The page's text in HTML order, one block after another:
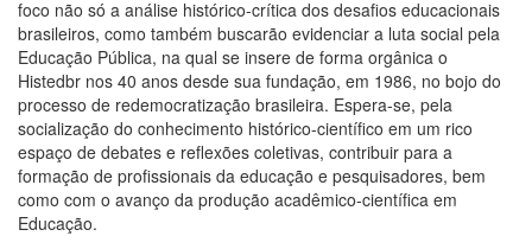
foco não só a análise histórico-crítica dos desafios educacionais
brasileiros, como também buscarão evidenciar a luta social pela
Educação Pública, na qual se insere de forma orgânica o
Histedbr nos 40 anos desde sua fundação, em 1986, no bojo do
processo de redemocratização brasileira. Espera-se, pela
socialização do conhecimento histórico-científico em um rico
espaço de debates e reflexões coletivas, contribuir para a
formação de profissionais da educação e pesquisadores, bem
como com o avanço da produção acadêmico-científica em
Educação.